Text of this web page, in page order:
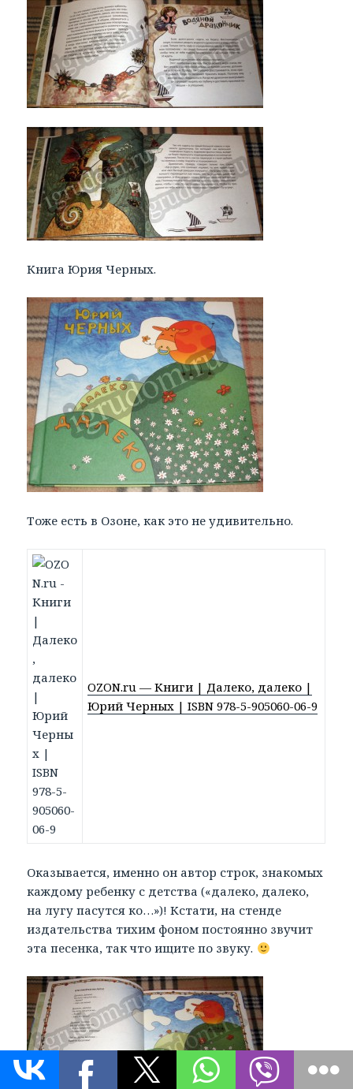
Книга Юрия Черных.
Тоже есть в Озоне, как это не удивительно.
OZON.ru — Книги | Далеко, далеко |
Юрий Черных | ISBN 978-5-905060-06-9
Оказывается, именно он автор строк, знакомых
каждому ребенку с детства («далеко, далеко,
на лугу пасутся ко…»)! Кстати, на стенде
издательства тихим фоном постоянно звучит
эта песенка, так что ищите по звуку.